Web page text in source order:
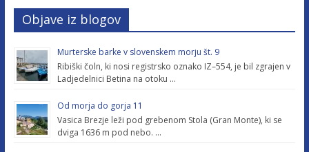
Objave iz blogov
Murterske barke v slovenskem morju št. 9
Ribiški čoln, ki nosi registrsko oznako IZ–554, je bil zgrajen v
Ladjedelnici Betina na otoku …
Od morja do gorja 11
Vasica Brezje leži pod grebenom Stola (Gran Monte), ki se
dviga 1636 m pod nebo. …